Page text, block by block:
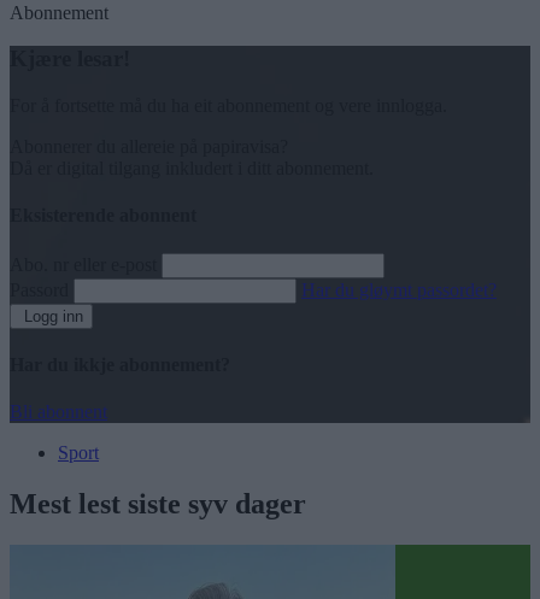
Abonnement
Har du gløymt passordet?
Logg inn
Bli abonnent
Sport
Mest lest siste syv dager